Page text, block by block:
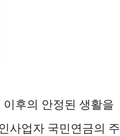
후의 안정된 생활을
사업자 국민연금의 주